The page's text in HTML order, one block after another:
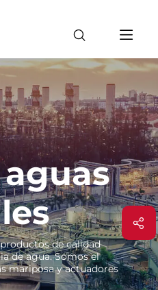
de calidad
de agua. Somos el
mariposa y actuadores